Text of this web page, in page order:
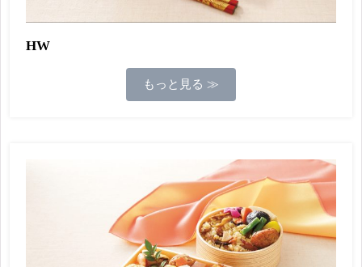
HW
もっと見る ≫